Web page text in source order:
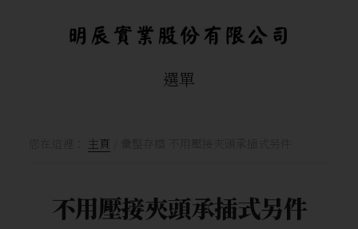
選單
主頁
不用壓接夾頭承插式另件